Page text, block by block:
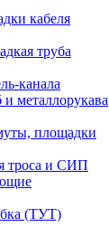
кабеля
труба
канала
металлорукава
площадки
троса и СИП
(ТУТ)